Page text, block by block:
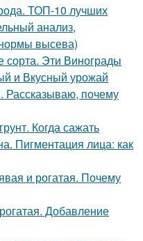
ТОП-10 лучших
анализ,
высева)
сорта. Эти Винограды
и Вкусный урожай
Рассказываю, почему
Когда сажать
Пигментация лица: как
и рогатая. Почему
Добавление